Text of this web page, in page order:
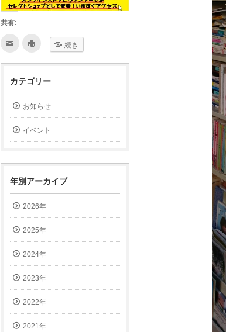
共有:
ク
て
友
メ
ー
ル
で
送
信
し
い
ィ
ン
ウ
で
開
き
ま
す)
ク
て
印
し
い
ウ
ィ
ン
ド
で
開
す)
続き
カテゴリー
お知らせ
イベント
年別アーカイブ
2026年
2025年
2024年
2023年
2022年
2021年